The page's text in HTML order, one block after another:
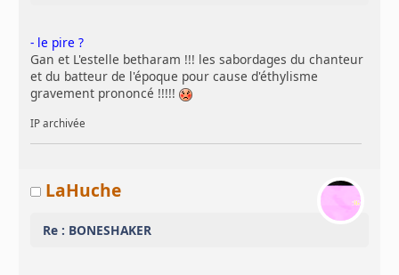
- le pire ?
Gan et L'estelle betharam !!! les sabordages du chanteur
et du batteur de l'époque pour cause d'éthylisme
gravement prononcé !!!!!
IP archivée
LaHuche
Re : BONESHAKER